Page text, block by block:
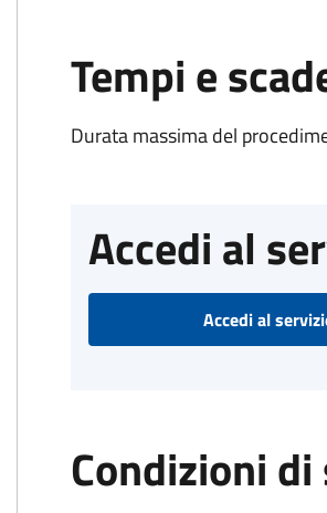
Tempi e
Durata massima del
Accedi al
Accedi al
Condizioni